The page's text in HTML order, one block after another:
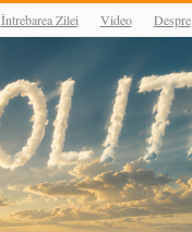
Întrebarea Zilei Video Despre